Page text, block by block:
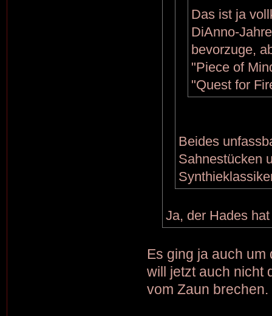
Das ist ja
DiAnno-
bevorzuge,
"Piece of
"Quest for
Beides
Sahnestücken
Ja, der Hades
Es ging ja auch
will jetzt auch nicht
vom Zaun brechen.